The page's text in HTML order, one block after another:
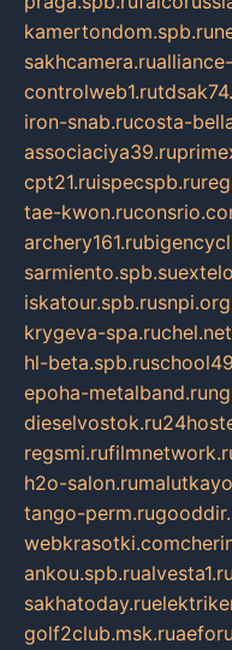
kamertondom.spb.ru
sakhcamera.ru
controlweb1.ru
iron-snab.rucosta-
associaciya39.ru
cpt21.ruispecspb.ru
tae-kwon.ru
archery161.ru
sarmiento.spb.su
iskatour.spb.ru
krygeva-spa.ru
hl-beta.spb.ru
epoha-metalband.ru
dieselvostok.ru
regsmi.ru
h2o-salon.ru
tango-perm.ru
webkrasotki.com
ankou.spb.rualvesta1.ru
sakhatoday.ru
golf2club.msk.ru